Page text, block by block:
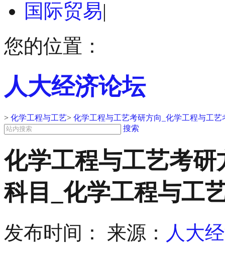
国际贸易|
您的位置：
人大经济论坛
> 化学工程与工艺> 化学工程与工艺考研方向_化学工程与工
搜索
化学工程与工艺考
科目_化学工程与工
发布时间： 来源： 人大